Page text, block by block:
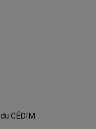
CÉDIM